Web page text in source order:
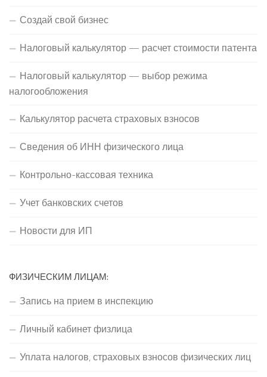
Создай свой бизнес
Налоговый калькулятор — расчет стоимости патента
Налоговый калькулятор — выбор режима
налогообложения
Калькулятор расчета страховых взносов
Сведения об ИНН физического лица
Контрольно-кассовая техника
Учет банковских счетов
Новости для ИП
ФИЗИЧЕСКИМ ЛИЦАМ:
Запись на прием в инспекцию
Личный кабинет физлица
Уплата налогов, страховых взносов физических лиц